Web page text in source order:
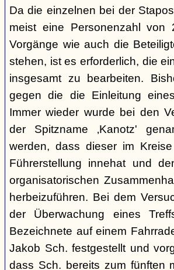
Da die einzelnen bei der
meist eine Personenzahl
Vorgänge wie auch die
stehen, ist es erforderlich, die
insgesamt zu bearbeiten.
gegen die die Einleitung
Immer wieder wurde bei den
der Spitzname ‚Kanotz'
werden, dass dieser im
Führerstellung innehat und
organisatorischen
herbeizuführen. Bei dem
der Überwachung eines
Bezeichnete auf einem
Jakob Sch. festgestellt und
dass Sch. bereits zum fünften